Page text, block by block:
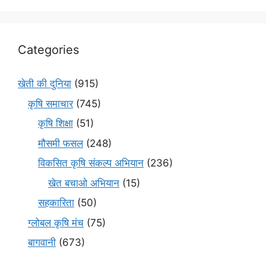
Categories
खेती की दुनिया (915)
कृषि समाचार(745)
कृषि शिक्षा (51)
मौसमी फसल(248)
विकसित कृषि संकल्प अभियान (236)
खेत बचाओ अभियान (15)
सहकारिता (50)
ग्लोबल कृषि मंच (75)
बागवानी (673)